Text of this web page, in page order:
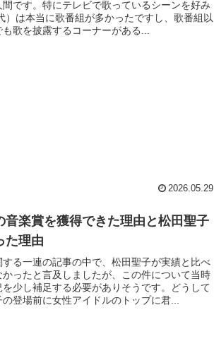
です。特にテレビで歌っているシーンを好み
）は本当に歌番組が多かったですし、歌番組以
歌を披露するコーナーがある...
2026.05.29
音楽賞を獲得できた理由と松田聖子
た理由
る一連の記事の中で、松田聖子が実績と比べ
ったと言及しましたが、この件について当時
少し補足する必要がありそうです。どうして
登場前に女性アイドルのトップに君...